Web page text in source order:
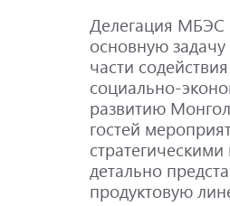
Делегация МБЭС
основную
части
социально-
развитию
гостей
детально
продуктовую